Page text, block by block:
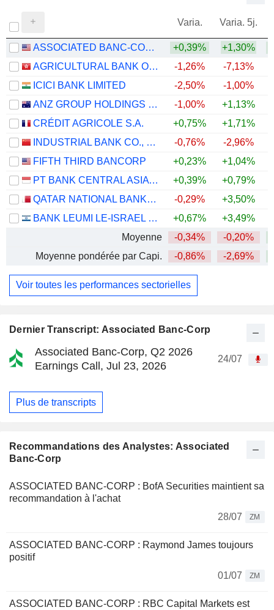
Dernier Transcript: Associated Banc-Corp
Associated Banc-Corp, Q2 2026
Earnings Call, Jul 23, 2026
24/07
Plus de transcripts
Recommandations des Analystes: Associated
Banc-Corp
ASSOCIATED BANC-CORP : BofA Securities maintient sa
recommandation à l'achat
28/07
ZM
ASSOCIATED BANC-CORP : Raymond James toujours
positif
01/07
ZM
ASSOCIATED BANC-CORP : RBC Capital Markets est
Varia. Varia. 5j.
ASSOCIATED BANC-CORP +0,39% +1,30%
AGRICULTURAL BANK OF CHINA LIMITED
-1,26% -7,13%
ICICI BANK LIMITED
-2,50% -1,00%
ANZ GROUP HOLDINGS LIMITED
-1,00% +1,13%
CRÉDIT AGRICOLE S.A.
+0,75% +1,71%
INDUSTRIAL BANK CO., LTD.
-0,76% -2,96%
FIFTH THIRD BANCORP
+0,23% +1,04%
PT BANK CENTRAL ASIA TBK
+0,39% +0,79%
QATAR NATIONAL BANK (Q.P.S.C.)
-0,29% +3,50%
BANK LEUMI LE-ISRAEL B.M.
+0,67% +3,49%
Moyenne
-0,34% -0,20%
Moyenne pondérée par Capi.
-0,86% -2,69%
Voir toutes les performances sectorielles